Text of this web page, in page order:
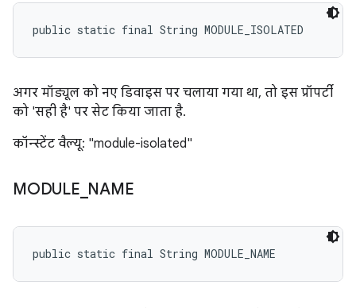
public static final String MODULE_ISOLATED
अगर मॉड्यूल को नए डिवाइस पर चलाया गया था, तो इस प्रॉपर्टी
को 'सही है' पर सेट किया जाता है.
कॉन्स्टेंट वैल्यू: "module-isolated"
MODULE NAME
public static final String MODULE_NAME